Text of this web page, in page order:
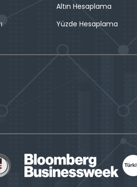
Altın Hesaplama
Yüzde Hesaplama